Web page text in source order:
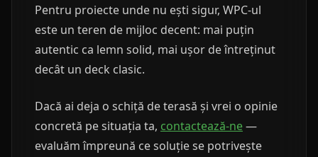
Pentru proiecte unde nu ești sigur, WPC-ul
este un teren de mijloc decent: mai puțin
autentic ca lemn solid, mai ușor de întreținut
decât un deck clasic.
Dacă ai deja o schiță de terasă și vrei o opinie
concretă pe situația ta, contactează-ne—
evaluăm împreună ce soluție se potrivește